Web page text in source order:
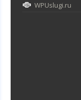
WPUslugi.ru